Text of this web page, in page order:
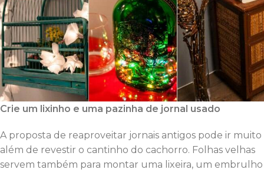
Crie um lixinho e uma pazinha de jornal usado
A proposta de reaproveitar jornais antigos pode ir muito
além de revestir o cantinho do cachorro. Folhas velhas
servem também para montar uma lixeira, um embrulho